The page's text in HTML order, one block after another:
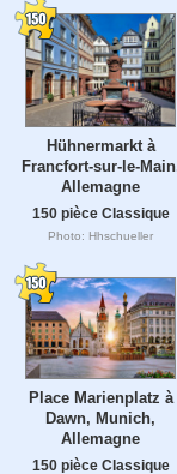
Hühnermarkt à
Francfort-sur-le-
Allemagne
150 pièce Classique
Photo: Hhschueller
Place Marienplatz à
Dawn, Munich,
Allemagne
150 pièce Classique